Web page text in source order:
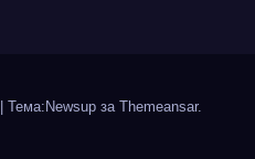
Тема:Newsup за Themeansar.